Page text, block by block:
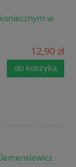
w
12,90 zł
do koszyka